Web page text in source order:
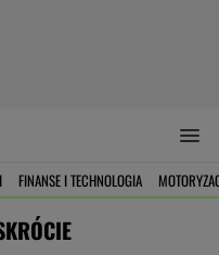
FINANSE I TECHNOLOGIA